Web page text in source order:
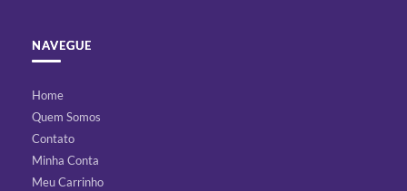
NAVEGUE
Home
Quem Somos
Contato
Minha Conta
Meu Carrinho